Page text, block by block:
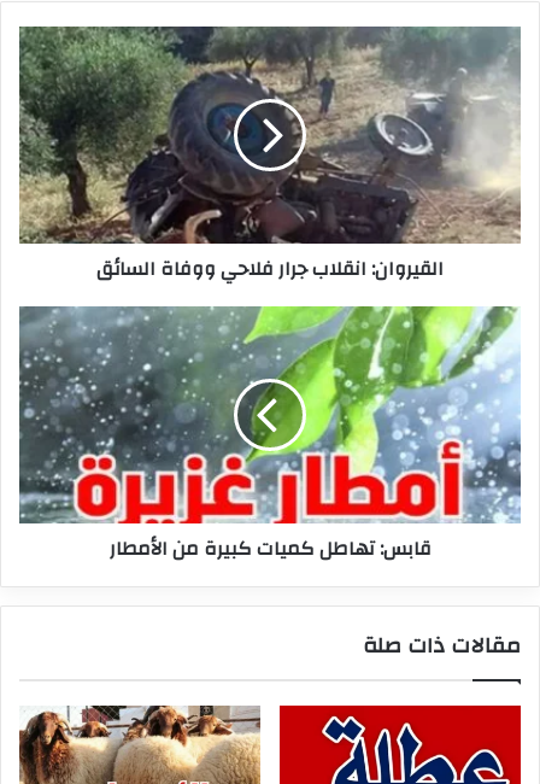
انقلاب
جرار
ووفاة
القيروان: انقلاب جرار فلاحي ووفاة السائق‎
قابس:
تهاطل
كميات
من
الأمطار
قابس: تهاطل كميات كبيرة من الأمطار
مقالات ذات صلة